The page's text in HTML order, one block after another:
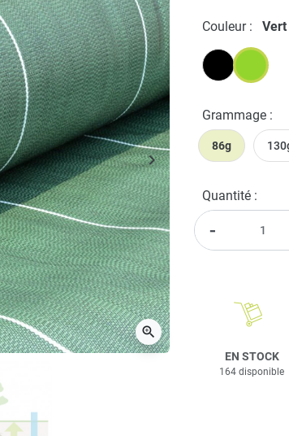
Suivant
keyboard_arrow_right
zoom_in
Couleur : Vert
Grammage :
86g
Quantité :
-
EN STOCK
164 disponible